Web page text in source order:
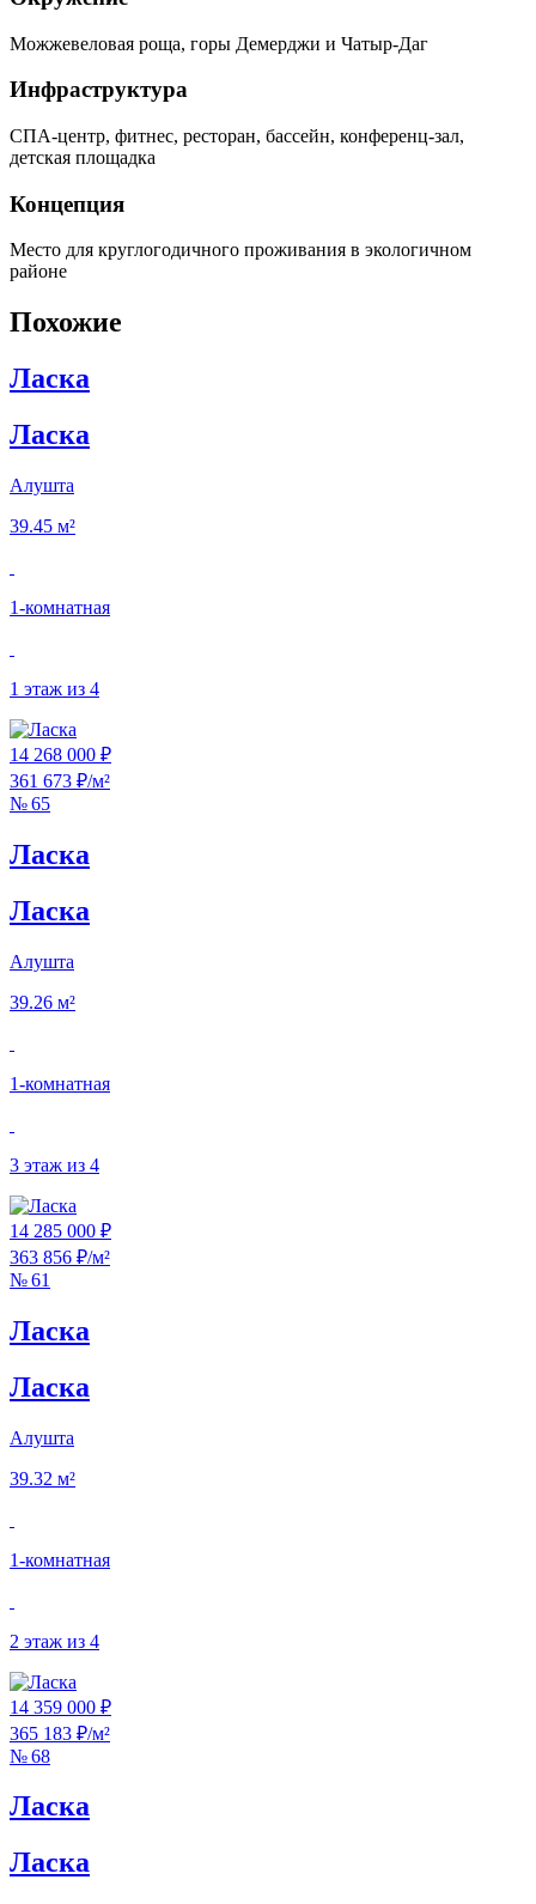
Можжевеловая роща, горы Демерджи и Чатыр-Даг
Инфраструктура
СПА-центр, фитнес, ресторан, бассейн, конференц-зал,
детская площадка
Концепция
Место для круглогодичного проживания в экологичном
районе
Похожие
Ласка
Ласка
Алушта
39.45 м²
1‑комнатная
1 этаж из 4
14 268 000 ₽
361 673 ₽/м²
№ 65
Ласка
Ласка
Алушта
39.26 м²
1‑комнатная
3 этаж из 4
14 285 000 ₽
363 856 ₽/м²
№ 61
Ласка
Ласка
Алушта
39.32 м²
1‑комнатная
2 этаж из 4
14 359 000 ₽
365 183 ₽/м²
№ 68
Ласка
Ласка